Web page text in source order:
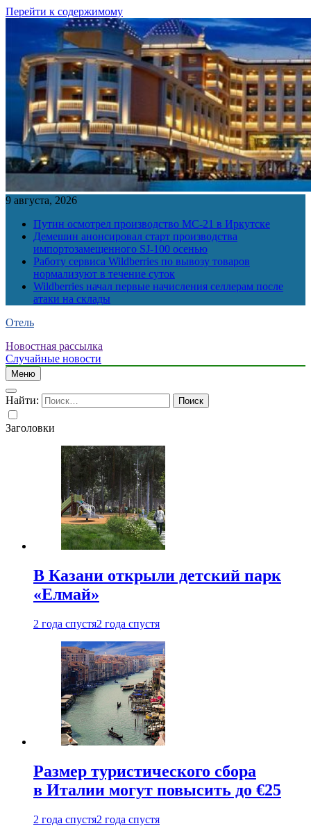
Перейти к содержимому
9 августа, 2026
Путин осмотрел производство МС-21 в Иркутске
Демешин анонсировал старт производства
импортозамещенного SJ-100 осенью
Работу сервиса Wildberries по вывозу товаров
нормализуют в течение суток
Wildberries начал первые начисления селлерам после
атаки на склады
Отель
Новостная рассылка
Случайные новости
Меню
Найти:
Заголовки
В Казани открыли детский парк
«Елмай»
2 года спустя2 года спустя
Размер туристического сбора
в Италии могут повысить до €25
2 года спустя2 года спустя